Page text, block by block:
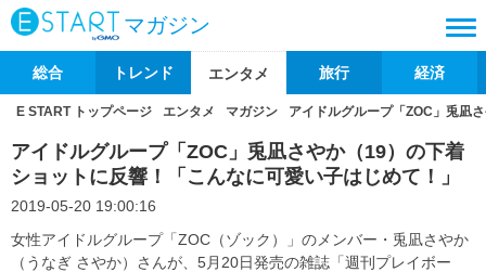
マガジン
総合 トレンド エンタメ 旅行 経済
E START トップページ エンタメ マガジン アイドルグループ「ZOC」兎凪
アイドルグループ「ZOC」兎凪さやか（19）の下着
ショットに反響！「こんなに可愛い子はじめて！」
2019-05-20 19:00:16
女性アイドルグループ「ZOC（ゾック）」のメンバー・兎凪さやか
（うなぎ さやか）さんが、5月20日発売の雑誌「週刊プレイボー